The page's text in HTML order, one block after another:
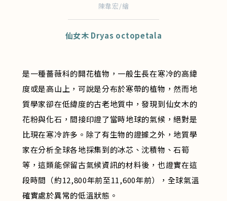
陳韋宏/繪
仙女木 Dryas octopetala
是一種薔薇科的開花植物，一般生長在寒冷的高緯
度或是高山上，可說是分布於寒帶的植物，然而地
質學家卻在低緯度的古老地質中，發現到仙女木的
花粉與化石，間接印證了當時地球的氣候，絕對是
比現在寒冷許多。除了有生物的證據之外，地質學
家在分析全球各地採集到的冰芯、沈積物、石筍
等，這類能保留古氣候資訊的材料後，也證實在這
段時間（約12,800年前至11,600年前），全球氣溫
確實處於異常的低溫狀態。